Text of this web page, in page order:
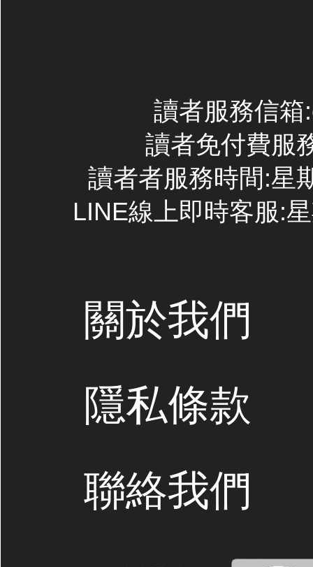
讀者服務信
讀者免付費服
讀者者服務時間:星
LINE線上即時客服:
關於我們
隱私條款
聯絡我們